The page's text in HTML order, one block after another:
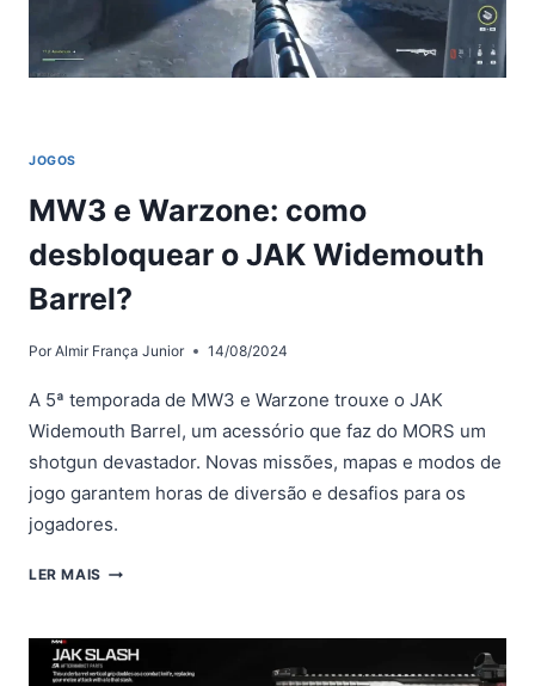
JOGOS
MW3 e Warzone: como
desbloquear o JAK Widemouth
Barrel?
Por Almir França Junior 14/08/2024
A 5ª temporada de MW3 e Warzone trouxe o JAK
Widemouth Barrel, um acessório que faz do MORS um
shotgun devastador. Novas missões, mapas e modos de
jogo garantem horas de diversão e desafios para os
jogadores.
LER MAISMW3
WARZONE:
COMO